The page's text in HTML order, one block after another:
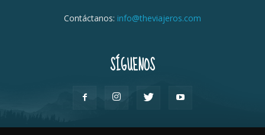
Contáctanos: info@theviajeros.com
SÍGUENOS